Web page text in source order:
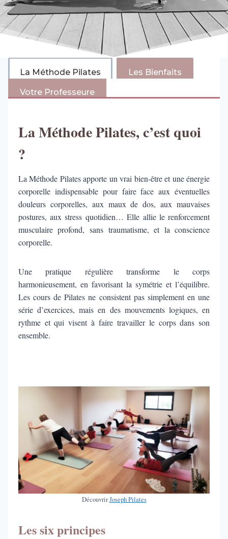
La Méthode Pilates Les Bienfaits
Votre Professeure
La Méthode Pilates, c’est quoi
?
La Méthode Pilates apporte un vrai bien-être et une énergie
corporelle indispensable pour faire face aux éventuelles
douleurs corporelles, aux maux de dos, aux mauvaises
postures, aux stress quotidien… Elle allie le renforcement
musculaire profond, sans traumatisme, et la conscience
corporelle.
Une pratique régulière transforme le corps
harmonieusement, en favorisant la symétrie et l’équilibre.
Les cours de Pilates ne consistent pas simplement en une
série d’exercices, mais en des mouvements logiques, en
rythme et qui visent à faire travailler le corps dans son
ensemble.
DécouvrirJoseph Pilates
Les six principes